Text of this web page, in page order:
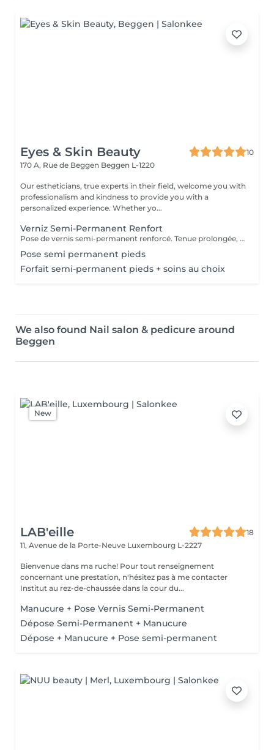
Eyes & Skin Beauty
10
170 A, Rue de Beggen Beggen L-1220
Our estheticians, true experts in their field, welcome you with
professionalism and kindness to provide you with a
personalized experience. Whether yo...
Verniz Semi-Permanent Renfort
Pose de vernis semi-permanent renforcé. Tenue prolongée, brillance parfaite et ongles résistants pour plusieurs semaines
Pose semi permanent pieds
Forfait semi-permanent pieds + soins au choix
We also found Nail salon & pedicure around
Beggen
New
LAB'eille
18
11, Avenue de la Porte-Neuve Luxembourg L-2227
Bienvenue dans ma ruche! Pour tout renseignement
concernant une prestation, n'hésitez pas à me contacter
Institut au rez-de-chaussée dans la cour du...
Manucure + Pose Vernis Semi-Permanent
Dépose Semi-Permanent + Manucure
Dépose + Manucure + Pose semi-permanent